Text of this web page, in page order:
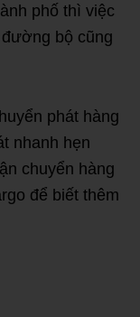
phố thì việc
bộ cũng
phát hàng
nhanh hẹn
chuyển hàng
để biết thêm